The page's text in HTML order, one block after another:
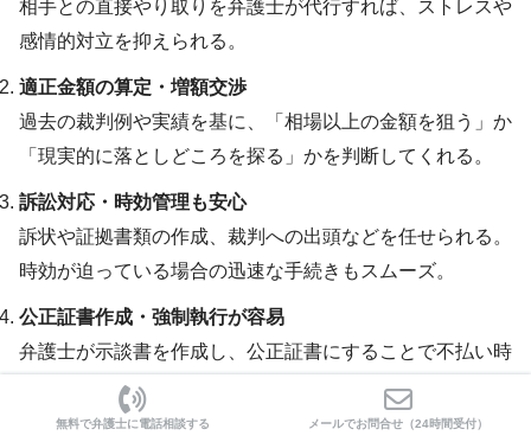
相手との直接やり取りを弁護士が代行すれば、ストレスや
感情的対立を抑えられる。
適正金額の算定・増額交渉
過去の裁判例や実績を基に、「相場以上の金額を狙う」か
「現実的に落としどころを探る」かを判断してくれる。
訴訟対応・時効管理も安心
訴状や証拠書類の作成、裁判への出頭などを任せられる。
時効が迫っている場合の迅速な手続きもスムーズ。
公正証書作成・強制執行が容易
弁護士が示談書を作成し、公正証書にすることで不払い時
の差し押さえまでセットでフォロー可能。
無料で弁護士に電話相談する メールでお問合せ（24時間受付）